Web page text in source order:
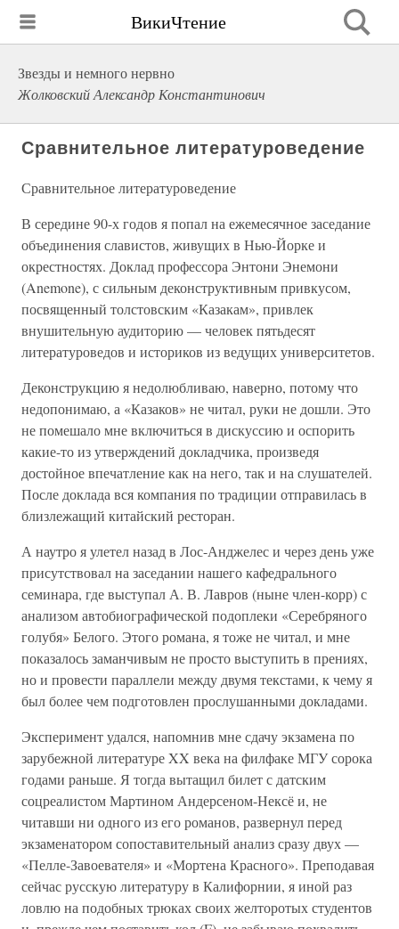
ВикиЧтение
Звезды и немного нервно
Жолковский Александр Константинович
Сравнительное литературоведение
Сравнительное литературоведение
В середине 90-х годов я попал на ежемесячное заседание
объединения славистов, живущих в Нью-Йорке и
окрестностях. Доклад профессора Энтони Энемони
(Anemone), с сильным деконструктивным привкусом,
посвященный толстовским «Казакам», привлек
внушительную аудиторию — человек пятьдесят
литературоведов и историков из ведущих университетов.
Деконструкцию я недолюбливаю, наверно, потому что
недопонимаю, а «Казаков» не читал, руки не дошли. Это
не помешало мне включиться в дискуссию и оспорить
какие-то из утверждений докладчика, произведя
достойное впечатление как на него, так и на слушателей.
После доклада вся компания по традиции отправилась в
близлежащий китайский ресторан.
А наутро я улетел назад в Лос-Анджелес и через день уже
присутствовал на заседании нашего кафедрального
семинара, где выступал А. В. Лавров (ныне член-корр) с
анализом автобиографической подоплеки «Серебряного
голубя» Белого. Этого романа, я тоже не читал, и мне
показалось заманчивым не просто выступить в прениях,
но и провести параллели между двумя текстами, к чему я
был более чем подготовлен прослушанными докладами.
Эксперимент удался, напомнив мне сдачу экзамена по
зарубежной литературе XX века на филфаке МГУ сорока
годами раньше. Я тогда вытащил билет с датским
соцреалистом Мартином Андерсеном-Нексё и, не
читавши ни одного из его романов, развернул перед
экзаменатором сопоставительный анализ сразу двух —
«Пелле-Завоевателя» и «Мортена Красного». Преподавая
сейчас русскую литературу в Калифорнии, я иной раз
ловлю на подобных трюках своих желторотых студентов